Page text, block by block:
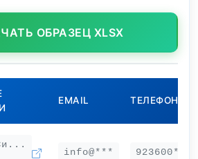
ОБРАЗЕЦ XLSX
EMAIL ТЕЛЕФОН
info@*** 923600***